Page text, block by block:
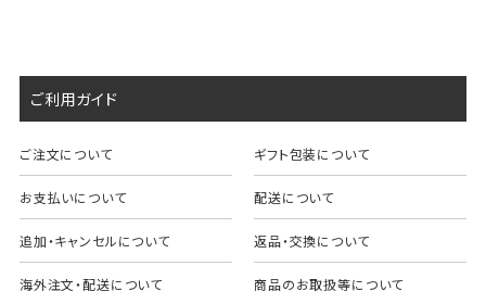
ご利用ガイド
ご注文について ギフト包装について
お支払いについて 配送について
追加・キャンセルについて 返品・交換について
海外注文・配送について 商品のお取扱等について